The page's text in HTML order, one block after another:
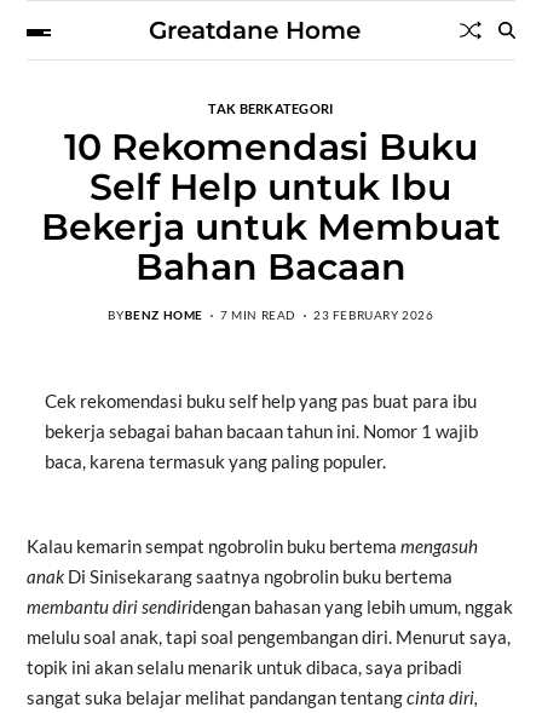
Greatdane Home
TAK BERKATEGORI
10 Rekomendasi Buku
Self Help untuk Ibu
Bekerja untuk Membuat
Bahan Bacaan
BYBENZ HOME 7 MIN READ 23 FEBRUARY 2026
Cek rekomendasi buku self help yang pas buat para ibu
bekerja sebagai bahan bacaan tahun ini. Nomor 1 wajib
baca, karena termasuk yang paling populer.
Kalau kemarin sempat ngobrolin buku bertema mengasuh
anak Di Sinisekarang saatnya ngobrolin buku bertema
membantu diri sendiridengan bahasan yang lebih umum, nggak
melulu soal anak, tapi soal pengembangan diri. Menurut saya,
topik ini akan selalu menarik untuk dibaca, saya pribadi
sangat suka belajar melihat pandangan tentangcinta diri,